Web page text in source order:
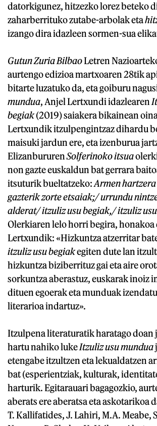
datorkigunez, hitzezko lorez beteko
zaharberrituko zutabe-arbolak eta
izango dira idazleen sormen-sua
Gutun Zuria BilbaoLetren
aurtengo edizioa martxoaren 28tik
bitarte luzatuko da, eta goiburu
mundua, Anjel Lertxundi idazlearen
begiak(2019) saiakera bikainean
Lertxundik itzulpengintzaz dihardu
maisuki jardun ere, eta izenburua
ElizanbururenSolferinoko itsua
non gazte euskaldun bat gerrara
itsuturik bueltatzeko:Armen
gazterik zorte etsaiak;/ urrundu
alderat/ itzuliz usu begiak,/ itzuliz
Olerkiaren lelo horri begira, honakoa
Lertxundik: «Hizkuntza atzerritar
itzuliz usu begiakegiten dute lan
hizkuntza biziberrituz gai eta aire
sorkuntza aberastuz, euskarak inoiz
dituen egoerak eta munduak
literarioa indartuz».
Itzulpena literaturatik haratago doan
hartu nahiko lukeItzuliz usu mundua
etengabe itzultzen eta lekualdatzen
bat (esperientziak, kulturak,
harturik. Egitarauari bagagozkio,
aberats ere aberatsa eta askotarikoa
T. Kallifatides, J. Lahiri, M.A. Meabe,